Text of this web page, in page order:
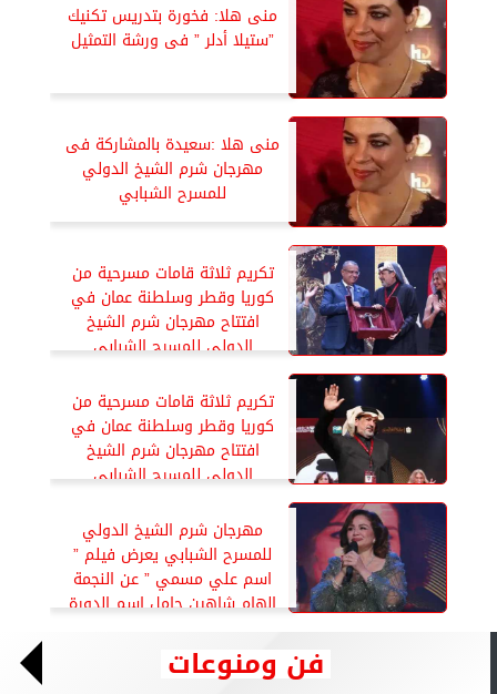
منى هلا: فخورة بتدريس تكنيك
”ستيلا أدلر ” فى ورشة التمثيل
منى هلا :سعيدة بالمشاركة فى
مهرجان شرم الشيخ الدولي
للمسرح الشبابي
تكريم ثلاثة قامات مسرحية من
كوريا وقطر وسلطنة عمان في
افتتاح مهرجان شرم الشيخ
الدولي للمسرح الشبابي
تكريم ثلاثة قامات مسرحية من
كوريا وقطر وسلطنة عمان في
افتتاح مهرجان شرم الشيخ
الدولي للمسرح الشبابي
مهرجان شرم الشيخ الدولي
للمسرح الشبابي يعرض فيلم ”
اسم علي مسمي ” عن النجمة
إلهام شاهين حامل اسم الدورة
فن ومنوعات